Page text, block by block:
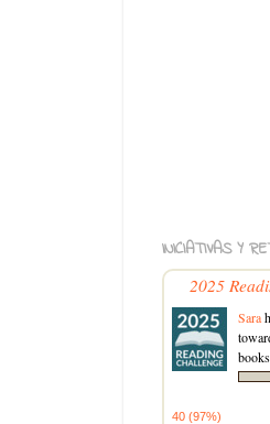
INICIATIVAS Y
2025
Sara
40 (97%)